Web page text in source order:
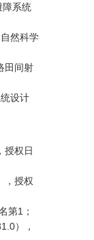
障系统
然科学
田间射
设计
授权日
，授权
第1；
），